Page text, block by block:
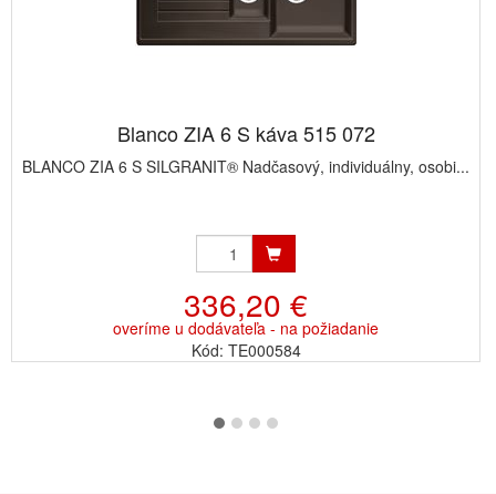
Blanco ZIA 6 S káva 515 072
BLANCO ZIA 6 S SILGRANIT® Nadčasový, individuálny, osobi...
336,20 €
overíme u dodávateľa - na požiadanie
Kód: TE000584